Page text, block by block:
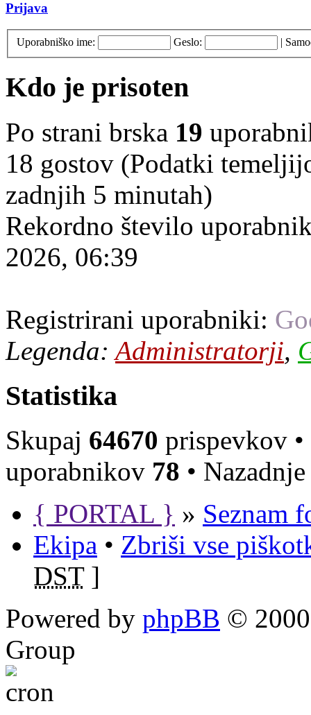
Prijava
Uporabniško ime: Geslo: |
Kdo je prisoten
Po strani brska 19
18 gostov (Podatki
zadnjih 5 minutah)
Rekordno število
2026, 06:39
Registrirani uporabniki:
Legenda:Administratorji,
Statistika
Skupaj 64670 prispevkov
uporabnikov 78 •
{ PORTAL } » Seznam
Ekipa • Zbriši vse
DST]
Powered by phpBB ©
Group